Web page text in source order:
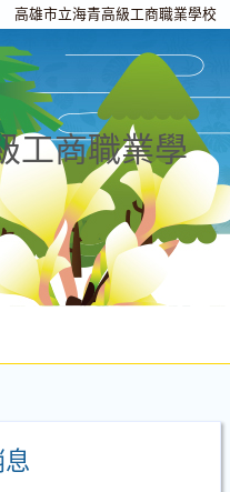
高雄市立海青高級工商職業學校
工商職業學